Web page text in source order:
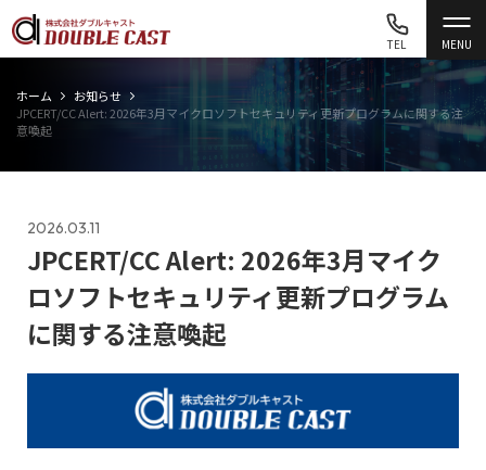
MENU
TEL
ホーム
お知らせ
JPCERT/CC Alert: 2026年3月マイクロソフトセキュリティ更新プログラムに関する注
意喚起
2026.03.11
JPCERT/CC Alert: 2026年3月マイク
ロソフトセキュリティ更新プログラム
に関する注意喚起